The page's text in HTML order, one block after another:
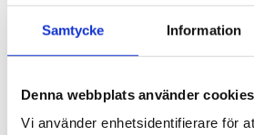
Samtycke Information
Denna webbplats använder cookies
Vi använder enhetsidentifierare för
Lock, som sitter i botten på kranhuset,
Demonteras för att komma åt